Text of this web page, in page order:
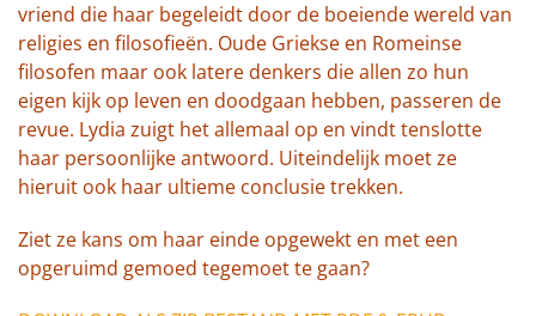
vriend die haar begeleidt door de boeiende wereld van
religies en filosofieën. Oude Griekse en Romeinse
filosofen maar ook latere denkers die allen zo hun
eigen kijk op leven en doodgaan hebben, passeren de
revue. Lydia zuigt het allemaal op en vindt tenslotte
haar persoonlijke antwoord. Uiteindelijk moet ze
hieruit ook haar ultieme conclusie trekken.
Ziet ze kans om haar einde opgewekt en met een
opgeruimd gemoed tegemoet te gaan?